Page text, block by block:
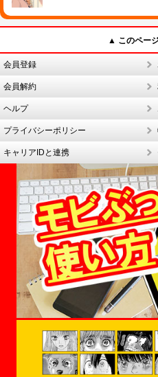
▲ このペー
会員登録
会員解約
ヘルプ
プライバシーポリシー
キャリアIDと連携